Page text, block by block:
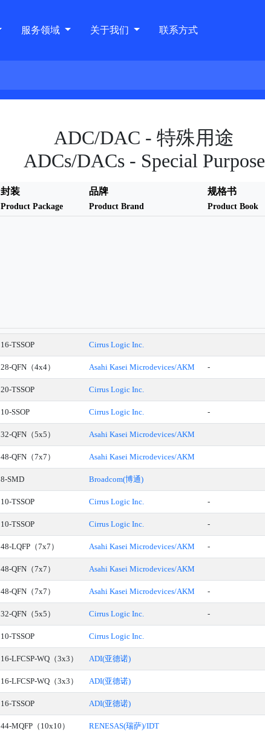
服务领域 关于我们 联系方式
ADC/DAC - 特殊用途
ADCs/DACs - Special Purpose
封装
Product Package
品牌
Product Brand
规格书
Product Book
16-TSSOP Cirrus Logic Inc.
28-QFN（4x4） Asahi Kasei Microdevices/AKM -
20-TSSOP Cirrus Logic Inc.
10-SSOP Cirrus Logic Inc. -
32-QFN（5x5） Asahi Kasei Microdevices/AKM
48-QFN（7x7） Asahi Kasei Microdevices/AKM
8-SMD Broadcom(博通)
10-TSSOP Cirrus Logic Inc. -
10-TSSOP Cirrus Logic Inc. -
48-LQFP（7x7） Asahi Kasei Microdevices/AKM -
48-QFN（7x7） Asahi Kasei Microdevices/AKM
48-QFN（7x7） Asahi Kasei Microdevices/AKM -
32-QFN（5x5） Cirrus Logic Inc. -
10-TSSOP Cirrus Logic Inc.
16-LFCSP-WQ（3x3） ADI(亚德诺)
16-LFCSP-WQ（3x3） ADI(亚德诺)
16-TSSOP ADI(亚德诺)
44-MQFP（10x10） RENESAS(瑞萨)/IDT